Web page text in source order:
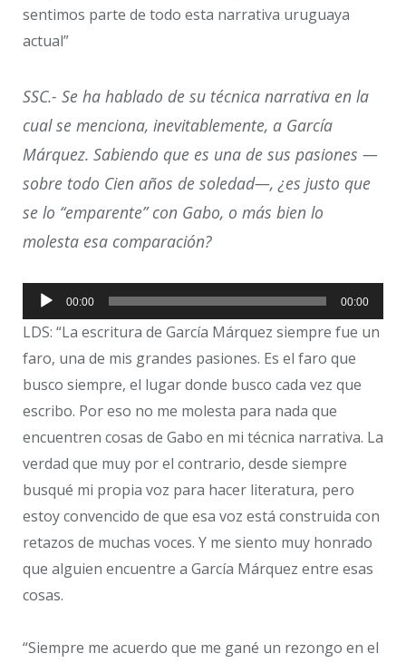
sentimos parte de todo esta narrativa uruguaya
actual”
SSC.- Se ha hablado de su técnica narrativa en la
cual se menciona, inevitablemente, a García
Márquez. Sabiendo que es una de sus pasiones —
sobre todo Cien años de soledad—, ¿es justo que
se lo “emparente” con Gabo, o más bien lo
molesta esa comparación?
Reproductor
de
00:00 00:00
LDS: “La escritura de García Márquez siempre fue un
faro, una de mis grandes pasiones. Es el faro que
busco siempre, el lugar donde busco cada vez que
escribo. Por eso no me molesta para nada que
encuentren cosas de Gabo en mi técnica narrativa. La
verdad que muy por el contrario, desde siempre
busqué mi propia voz para hacer literatura, pero
estoy convencido de que esa voz está construida con
retazos de muchas voces. Y me siento muy honrado
que alguien encuentre a García Márquez entre esas
cosas.
“Siempre me acuerdo que me gané un rezongo en el